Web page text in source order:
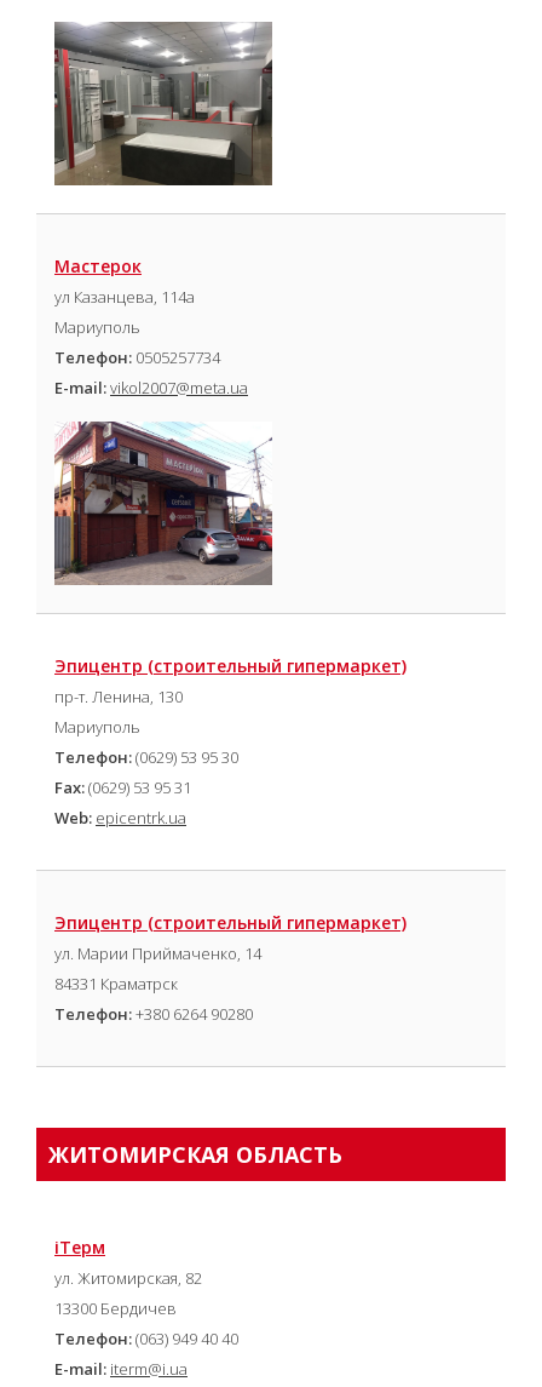
Мастерок
ул Казанцева, 114а
Мариуполь
Телефон: 0505257734
E-mail:vikol2007@meta.ua
Эпицентр (cтроительный гипермаркет)
пр-т. Ленина, 130
Мариуполь
Телефон:(0629) 53 95 30
Fax:(0629) 53 95 31
Web: epicentrk.ua
Эпицентр (строительный гипермаркет)
ул. Марии Приймаченко, 14
84331 Краматрск
Телефон:+380 6264 90280
ЖИТОМИРСКАЯ ОБЛАСТЬ
іТерм
ул. Житомирская, 82
13300 Бердичев
Телефон:(063) 949 40 40
E-mail: iterm@i.ua